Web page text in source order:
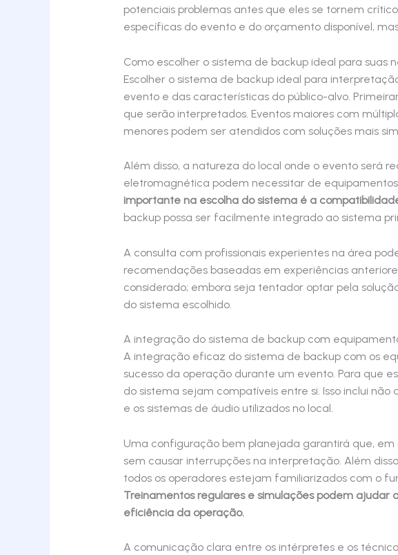
potenciais problemas antes que eles se tornem
específicas do evento e do orçamento disponível,
Como escolher o sistema de backup ideal para
Escolher o sistema de backup ideal para
evento e das características do público-alvo.
que serão interpretados. Eventos maiores com
menores podem ser atendidos com soluções mais
Além disso, a natureza do local onde o evento será
eletromagnética podem necessitar de
importante na escolha do sistema é a
backup possa ser facilmente integrado ao sistema
A consulta com profissionais experientes na área
recomendações baseadas em experiências
considerado; embora seja tentador optar pela
do sistema escolhido.
A integração do sistema de backup com
A integração eficaz do sistema de backup com os
sucesso da operação durante um evento. Para que
do sistema sejam compatíveis entre si. Isso inclui
e os sistemas de áudio utilizados no local.
Uma configuração bem planejada garantirá que,
sem causar interrupções na interpretação. Além
todos os operadores estejam familiarizados com o
Treinamentos regulares e simulações podem ajudar
eficiência da operação.
A comunicação clara entre os intérpretes e os